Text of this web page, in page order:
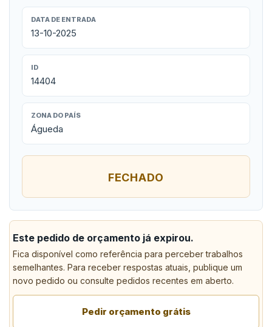
DATA DE ENTRADA
13-10-2025
ID
14404
ZONA DO PAÍS
Águeda
FECHADO
Este pedido de orçamento já expirou.
Fica disponível como referência para perceber trabalhos
semelhantes. Para receber respostas atuais, publique um
novo pedido ou consulte pedidos recentes em aberto.
Pedir orçamento grátis